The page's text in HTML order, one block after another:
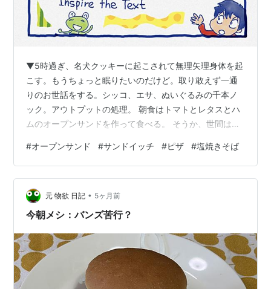
▼5時過ぎ、名犬クッキーに起こされて無理矢理身体を起
こす。もうちょっと眠りたいのだけど。取り敢えず一通
りのお世話をする。シッコ、エサ、ぬいぐるみの千本ノ
ック。アウトプットの処理。 朝食はトマトとレタスとハ
ムのオープンサンドを作って食べる。 そうか、世間は今
たがすぐに戻ってきた。休日ダイヤでバスの本数が違い
バスに乗れなかったというのだ。面倒なので職場まで送
る。 お昼前、Mさん来訪。彼女は奥さま（ヒヨコ）の中
学時代の同級生で少々ややこしい問題を抱えており、相
談に乗っているのだ。Mさんがサンドイッチとピザを買
#オープンサンド #サンドイッチ #ピザ #塩焼きそば
元 物欲 日記 • 5ヶ月前
今朝メシ：バンズ苦行？